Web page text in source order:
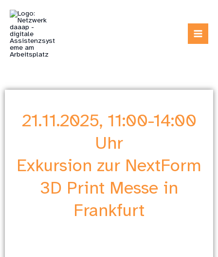
Inhalt
springen
21.11.2025, 11:00-14:00
Uhr
Exkursion zur NextForm
3D Print Messe in
Frankfurt